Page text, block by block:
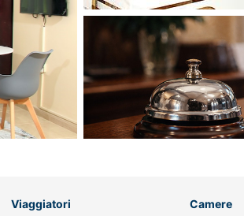
Viaggiatori Camere